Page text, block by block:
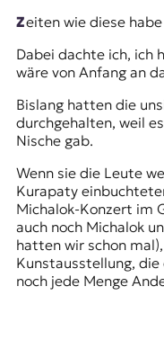
n
J
o
u
r
n
a
l
s
m
u
s
u
Zeiten wie diese
Dabei dachte ich, ich
wäre von Anfang an
Bislang hatten die
durchgehalten, weil
Nische gab.
Wenn sie die Leute
Kurapaty
Michalok-Konzert im
auch noch Michalok
hatten wir schon
Kunstausstellung,
noch jede Menge